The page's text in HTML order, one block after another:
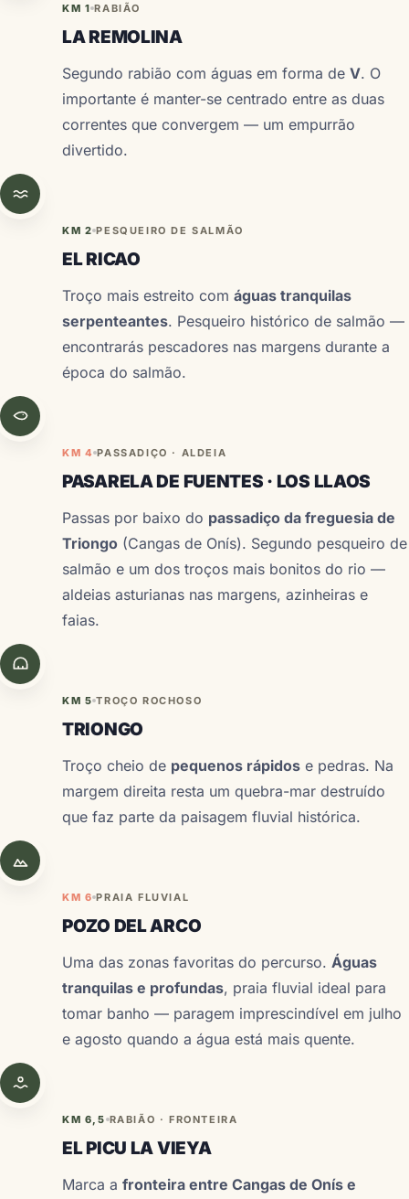
KM 1 RABIÃO
LA REMOLINA
Segundo rabião com águas em forma de V. O
importante é manter-se centrado entre as duas
correntes que convergem — um empurrão
divertido.
KM 2 PESQUEIRO DE SALMÃO
EL RICAO
Troço mais estreito com águas tranquilas
serpenteantes. Pesqueiro histórico de salmão —
encontrarás pescadores nas margens durante a
época do salmão.
KM 4 PASSADIÇO · ALDEIA
PASARELA DE FUENTES · LOS LLAOS
Passas por baixo do passadiço da freguesia de
Triongo (Cangas de Onís). Segundo pesqueiro de
salmão e um dos troços mais bonitos do rio —
aldeias asturianas nas margens, azinheiras e
faias.
KM 5 TROÇO ROCHOSO
TRIONGO
Troço cheio de pequenos rápidos e pedras. Na
margem direita resta um quebra-mar destruído
que faz parte da paisagem fluvial histórica.
KM 6 PRAIA FLUVIAL
POZO DEL ARCO
Uma das zonas favoritas do percurso. Águas
tranquilas e profundas, praia fluvial ideal para
tomar banho — paragem imprescindível em julho
e agosto quando a água está mais quente.
KM 6,5 RABIÃO · FRONTEIRA
EL PICU LA VIEYA
Marca a fronteira entre Cangas de Onís e